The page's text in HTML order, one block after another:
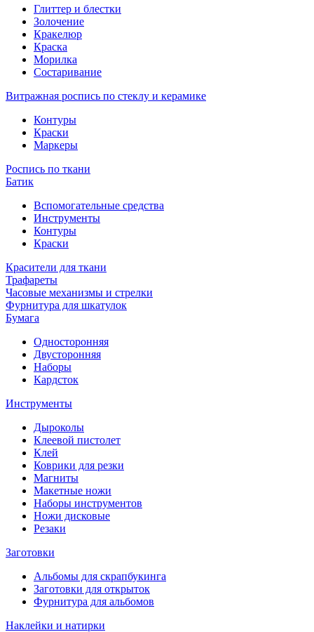
Глиттер и блестки
Золочение
Кракелюр
Краска
Морилка
Состаривание
Витражная роспись по стеклу и керамике
Контуры
Краски
Маркеры
Роспись по ткани
Батик
Вспомогательные средства
Инструменты
Контуры
Краски
Красители для ткани
Трафареты
Часовые механизмы и стрелки
Фурнитура для шкатулок
Бумага
Односторонняя
Двусторонняя
Наборы
Кардсток
Инструменты
Дыроколы
Клеевой пистолет
Клей
Коврики для резки
Магниты
Макетные ножи
Наборы инструментов
Ножи дисковые
Резаки
Заготовки
Альбомы для скрапбукинга
Заготовки для открыток
Фурнитура для альбомов
Наклейки и натирки